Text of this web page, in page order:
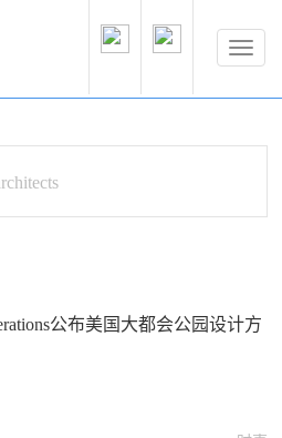
公布美国大都会公园设计方